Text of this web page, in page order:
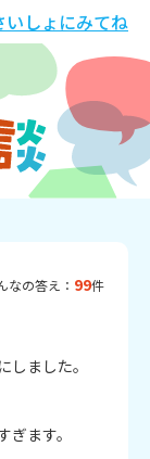
いしょにみてね
なの答え： 99件
ました。
ます。